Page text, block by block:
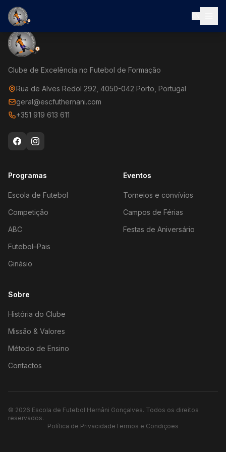
Clube de Excelência no Futebol de Formação
Rua de Alves Redol 292, 4050-042 Porto, Portugal
geral@escfuthernani.com
+351 919 613 611
Programas
Escola de Futebol
Competição
ABC
Futebol–Pais
Ginásio
Eventos
Torneios e convívios
Campos de Férias
Festas de Aniversário
Sobre
História do Clube
Missão & Valores
Método de Ensino
Contactos
© 2026 Escola de Futebol Hernâni Gonçalves. Todos os direitos
reservados.
Política de PrivacidadeTermos e Condições